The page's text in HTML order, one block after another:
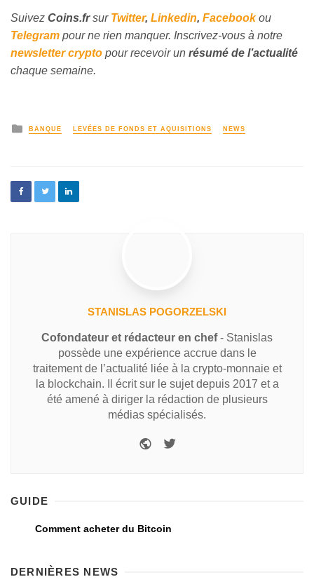
Suivez Coins.frsur Twitter, Linkedin, Facebookou
Telegram pour ne rien manquer. Inscrivez-vous à notre
newsletter crypto pour recevoir un résumé de l’actualité
chaque semaine.
BANQUE LEVÉES DE FONDS ET AQUISITIONS NEWS
STANISLAS POGORZELSKI
Cofondateur et rédacteur en chef- Stanislas
possède une expérience accrue dans le
traitement de l’actualité liée à la crypto-monnaie et
la blockchain. Il écrit sur le sujet depuis 2017 et a
été amené à diriger la rédaction de plusieurs
médias spécialisés.
GUIDE
Comment acheter du Bitcoin
DERNIÈRES NEWS